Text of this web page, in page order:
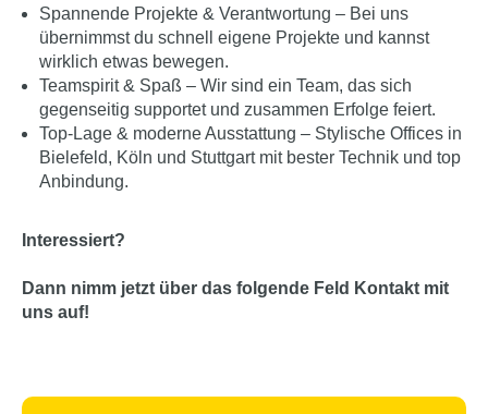
Spannende Projekte & Verantwortung – Bei uns
übernimmst du schnell eigene Projekte und kannst
wirklich etwas bewegen.
Teamspirit & Spaß – Wir sind ein Team, das sich
gegenseitig supportet und zusammen Erfolge feiert.
Top-Lage & moderne Ausstattung – Stylische Offices in
Bielefeld, Köln und Stuttgart mit bester Technik und top
Anbindung.
Interessiert?
Dann nimm jetzt über das folgende Feld Kontakt mit
uns auf!